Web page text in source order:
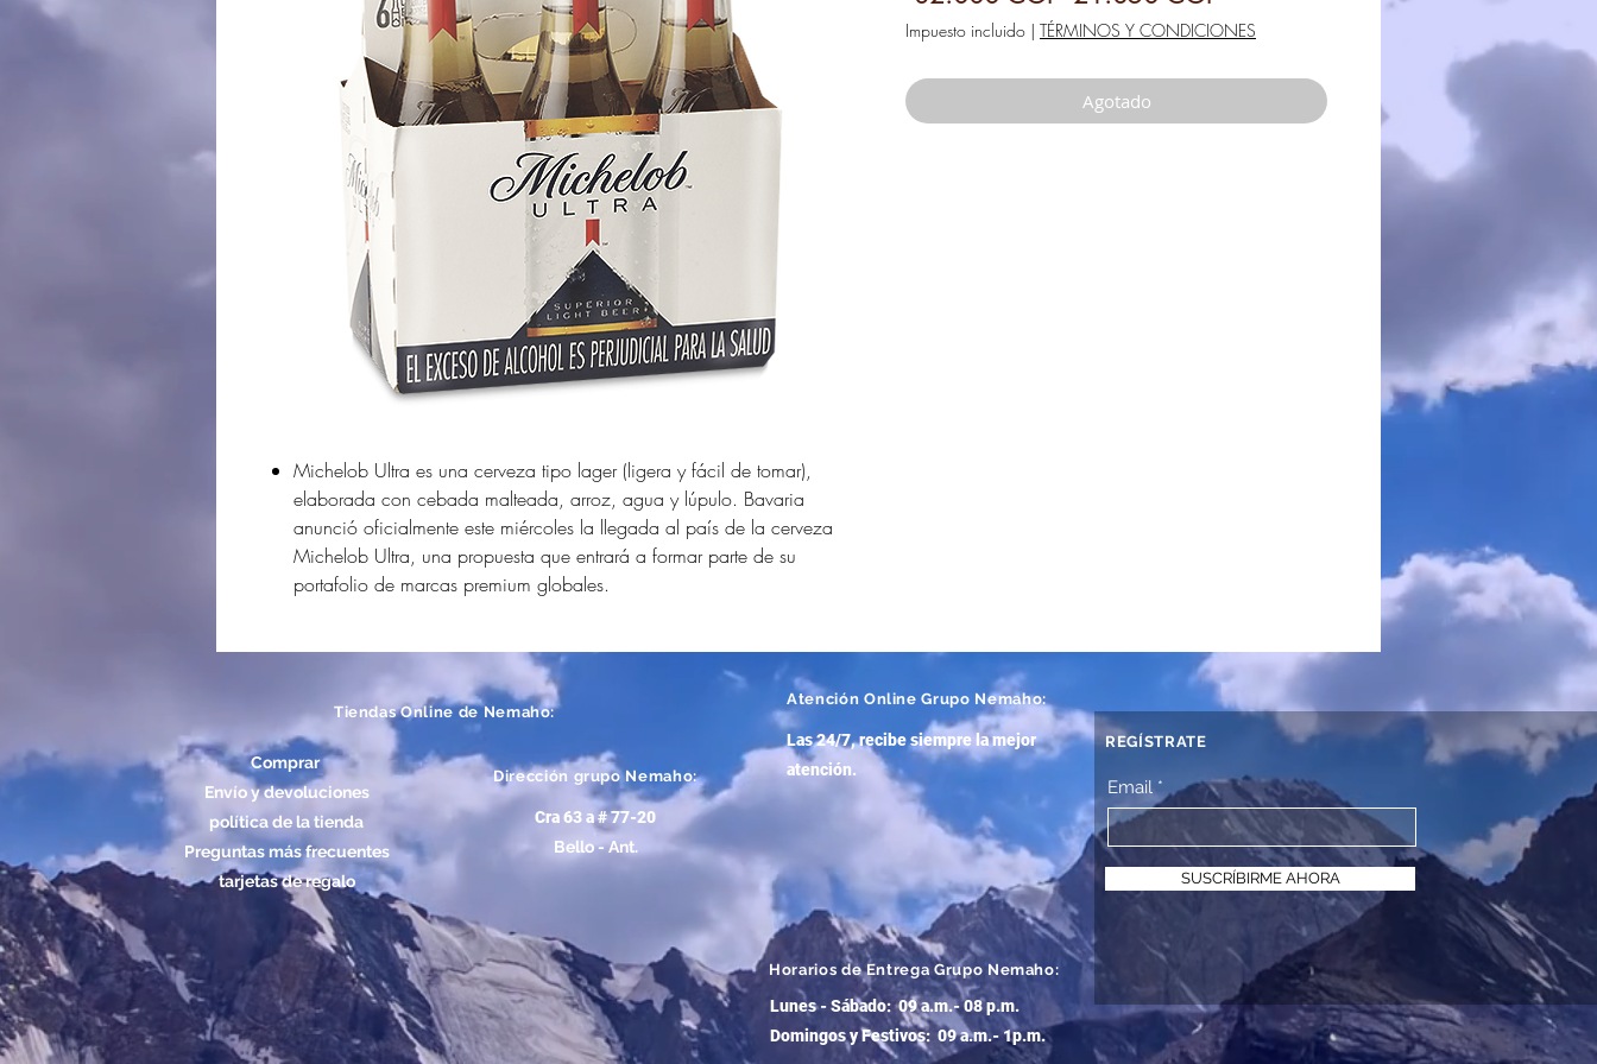
Michelob Ultra es una cerveza tipo lager (ligera y fácil de tomar),
elaborada con cebada malteada, arroz, agua y lúpulo. Bavaria
anunció oficialmente este miércoles la llegada al país de la cerveza
Michelob Ultra, una propuesta que entrará a formar parte de su
portafolio de marcas premium globales.
de
Impuesto incluido | TÉRMINOS Y CONDICIONES
Agotado
Tiendas Online de Nemaho:
Comprar
Envío y devoluciones
política de la tienda
Preguntas más frecuentes
tarjetas de regalo
Dirección grupo Nemaho:
Cra 63 a # 77-20
Bello - Ant.
Atención Online Grupo Nemaho:
Las 24/7, recibe siempre la mejor
atención.
Horarios de Entrega Grupo Nemaho:
Lunes - Sábado: 09 a.m.- 08 p.m.
Domingos y Festivos: 09 a.m.- 1p.m.
REGÍSTRATE
Email
SUSCRÍBIRME AHORA